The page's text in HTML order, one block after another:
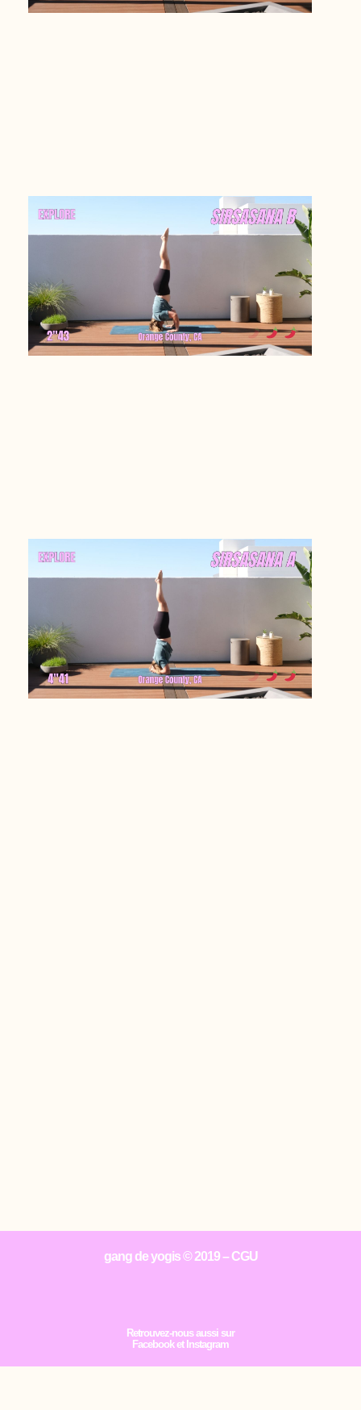
gang de yogis© 2019 –CGU
Retrouvez-nous aussi sur
Facebooket Instagram